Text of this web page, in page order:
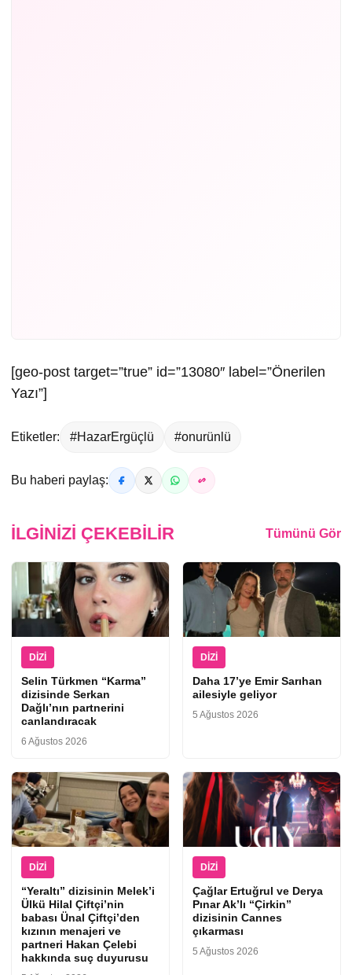
[geo-post target=”true” id=”13080″ label=”Önerilen
Yazı”]
Etiketler: #HazarErgüçlü #onurünlü
Bu haberi paylaş:
İLGINIZI ÇEKEBILIR Tümünü Gör
DIZI
Selin Türkmen “Karma”
dizisinde Serkan
Dağlı’nın partnerini
canlandıracak
6 Ağustos 2026
DIZI
Daha 17’ye Emir Sarıhan
ailesiyle geliyor
5 Ağustos 2026
DIZI
“Yeraltı” dizisinin Melek’i
Ülkü Hilal Çiftçi’nin
babası Ünal Çiftçi’den
kızının menajeri ve
partneri Hakan Çelebi
hakkında suç duyurusu
DIZI
Çağlar Ertuğrul ve Derya
Pınar Ak’lı “Çirkin”
dizisinin Cannes
çıkarması
5 Ağustos 2026